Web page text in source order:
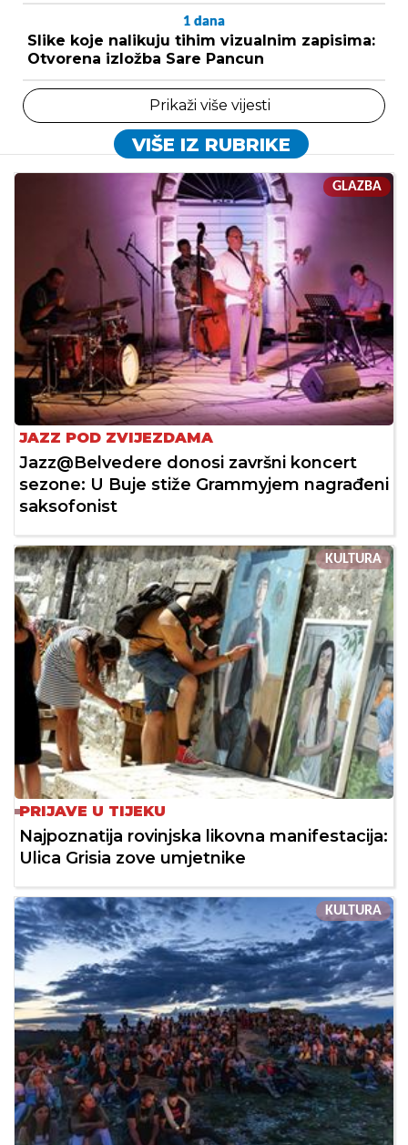
1 dana
Slike koje nalikuju tihim vizualnim zapisima:
Otvorena izložba Sare Pancun
Prikaži više vijesti
VIŠE IZ RUBRIKE
GLAZBA
JAZZ POD ZVIJEZDAMA
Jazz@Belvedere donosi završni koncert
sezone: U Buje stiže Grammyjem nagrađeni
saksofonist
KULTURA
PRIJAVE U TIJEKU
Najpoznatija rovinjska likovna manifestacija:
Ulica Grisia zove umjetnike
KULTURA